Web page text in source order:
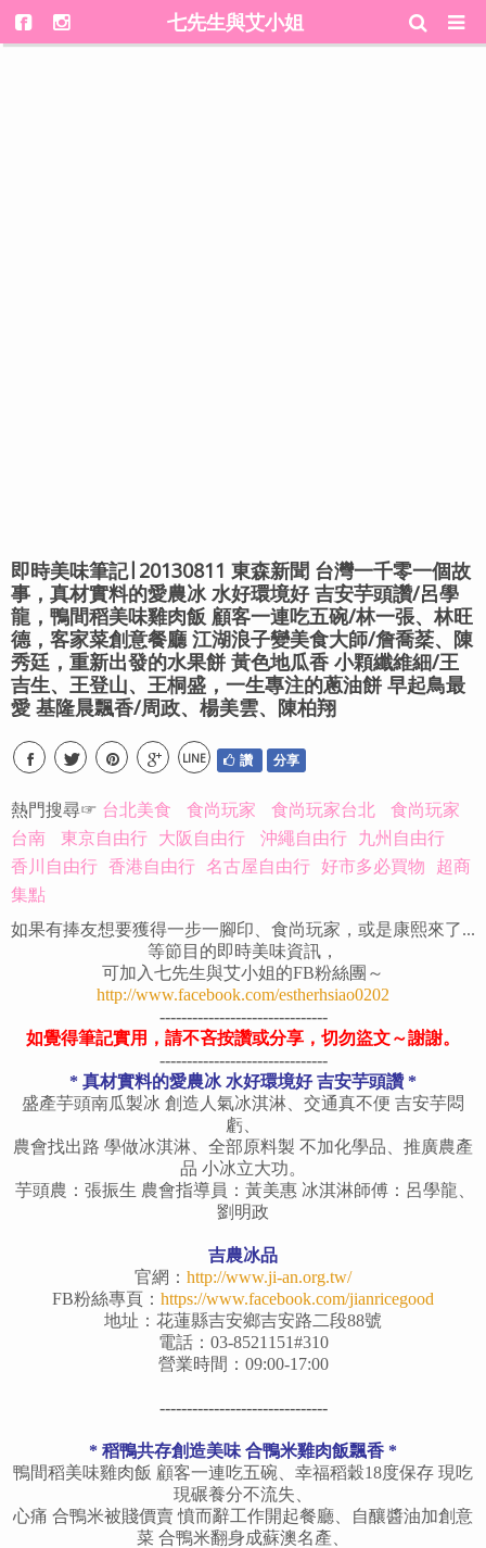
七先生與艾小姐
即時美味筆記∣ 20130811 東森新聞 台灣一千零一個故
事，真材實料的愛農冰 水好環境好 吉安芋頭讚/呂學
龍，鴨間稻美味雞肉飯 顧客一連吃五碗/林一張、林旺
德，客家菜創意餐廳 江湖浪子變美食大師/詹喬棻、陳
秀廷，重新出發的水果餅 黃色地瓜香 小顆纖維細/王
吉生、王登山、王桐盛，一生專注的蔥油餅 早起鳥最
愛 基隆晨飄香/周政、楊美雲、陳柏翔
LINE 讚 分享
熱門搜尋☞ 台北美食 食尚玩家 食尚玩家台北
食尚玩家
台南
東京自由行 大阪自由行 沖繩自由行 九州自由行
香川自由行 香港自由行 名古屋自由行 好市多必買物 超商
集點
如果有捧友想要獲得一步一腳印、食尚玩家，或是康熙來了...
等節目的即時美味資訊，
可加入七先生與艾小姐的FB粉絲團～
http://www.facebook.com/estherhsiao0202
-------------------------------
如覺得筆記實用，請不吝按讚或分享，切勿盜文～謝謝。
-------------------------------
* 真材實料的愛農冰 水好環境好 吉安芋頭讚 *
盛產芋頭南瓜製冰 創造人氣冰淇淋、交通真不便 吉安芋悶
虧、
農會找出路 學做冰淇淋、全部原料製 不加化學品、推廣農產
品 小冰立大功。
芋頭農：張振生 農會指導員：黃美惠 冰淇淋師傅：呂學龍、
劉明政
吉農冰品
官網： http://www.ji-an.org.tw/
FB粉絲專頁： https://www.facebook.com/jianricegood
地址：花蓮縣吉安鄉吉安路二段88號
電話：03-8521151#310
營業時間：09:00-17:00
-------------------------------
* 稻鴨共存創造美味 合鴨米雞肉飯飄香 *
鴨間稻美味雞肉飯 顧客一連吃五碗、幸福稻穀18度保存 現吃
現碾養分不流失、
心痛 合鴨米被賤價賣 憤而辭工作開起餐廳、自釀醬油加創意
菜 合鴨米翻身成蘇澳名產、